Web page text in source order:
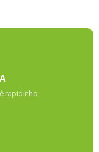
rapidinho.